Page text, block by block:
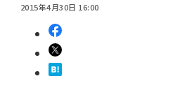
2015年4月30日 16:00